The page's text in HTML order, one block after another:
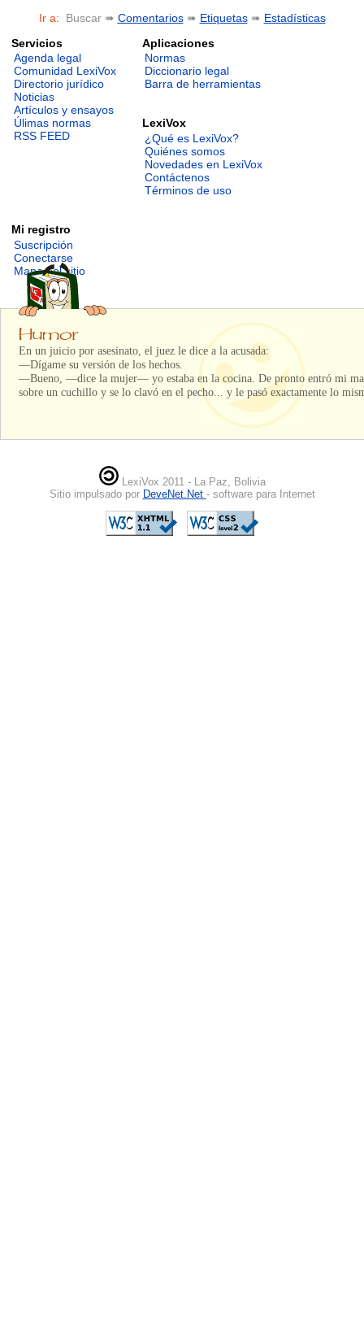
Ir a: Buscar ➠ Comentarios➠ Etiquetas➠ Estadísticas
Servicios
Agenda legal
Comunidad LexiVox
Directorio jurídico
Noticias
Artículos y ensayos
Úlimas normas
RSS FEED
Aplicaciones
Normas
Diccionario legal
Barra de herramientas
LexiVox
¿Qué es LexiVox?
Quiénes somos
Novedades en LexiVox
Contáctenos
Términos de uso
Mi registro
Suscripción
Conectarse
Mapa del sitio
En un juicio por asesinato, el juez le dice a la acusada:
—Dígame su versión de los hechos.
—Bueno, —dice la mujer— yo estaba en la cocina. De pronto entró mi
sobre un cuchillo y se lo clavó en el pecho... y le pasó exactamente lo
LexiVox 2011 - La Paz, Bolivia
Sitio impulsado por DeveNet.Net - software para Internet